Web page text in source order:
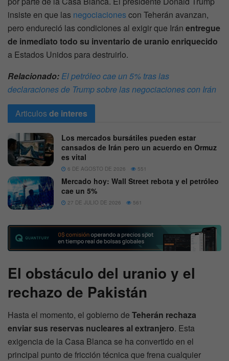
insiste en que las negociacionescon Teherán avanzan,
pero endureció las condiciones al exigir que Irán entregue
de inmediato todo su inventario de uranio enriquecido
a Estados Unidos para destruirlo.
Relacionado: El petróleo cae un 5% tras las
declaraciones de Trump sobre las negociaciones con Irán
Articulosde interes
Los mercados bursátiles pueden estar
cansados de Irán pero un acuerdo en Ormuz
es vital
6 DE AGOSTO DE 2026 551
Mercado hoy: Wall Street rebota y el petróleo
cae un 5%
27 DE JULIO DE 2026 561
El obstáculo del uranio y el
rechazo de Pakistán
Hasta el momento, el gobierno de Teherán rechaza
enviar sus reservas nucleares al extranjero. Esta
exigencia de la Casa Blanca se ha convertido en el
principal punto de fricción técnica que frena cualquier